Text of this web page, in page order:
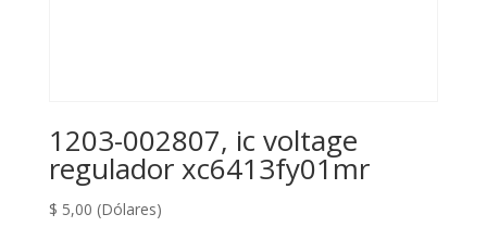
1203-002807, ic voltage
regulador xc6413fy01mr
$ 5,00 (Dólares)